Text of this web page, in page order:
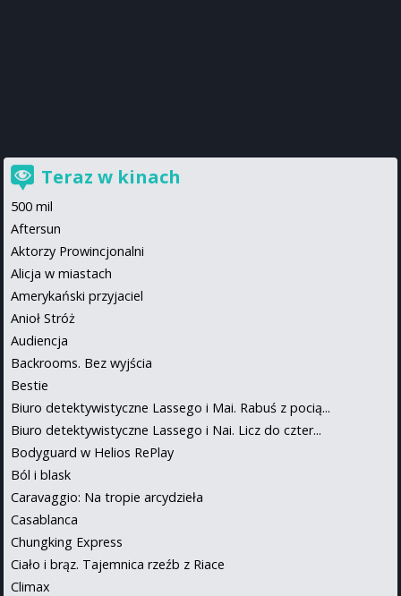
Teraz w kinach
500 mil
Aftersun
Aktorzy Prowincjonalni
Alicja w miastach
Amerykański przyjaciel
Anioł Stróż
Audiencja
Backrooms. Bez wyjścia
Bestie
Biuro detektywistyczne Lassego i Mai. Rabuś z pocią...
Biuro detektywistyczne Lassego i Nai. Licz do czter...
Bodyguard w Helios RePlay
Ból i blask
Caravaggio: Na tropie arcydzieła
Casablanca
Chungking Express
Ciało i brąz. Tajemnica rzeźb z Riace
Climax